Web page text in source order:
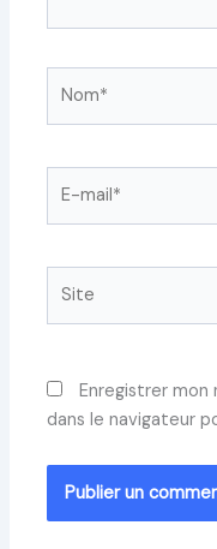
mail*
Enregistrer
dans le navigateur